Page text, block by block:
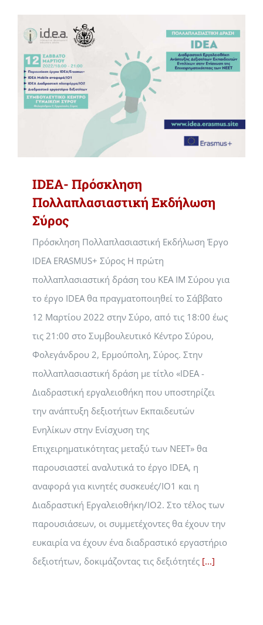
IDEA- Πρόσκληση
Πολλαπλασιαστική Εκδήλωση
Σύρος
Πρόσκληση Πολλαπλασιαστική Εκδήλωση Έργο
IDEA ERASMUS+ Σύρος Η πρώτη
πολλαπλασιαστική δράση του ΚΕΑ ΙΜ Σύρου για
το έργο IDEA θα πραγματοποιηθεί το Σάββατο
12 Μαρτίου 2022 στην Σύρο, από τις 18:00 έως
τις 21:00 στο Συμβουλευτικό Κέντρο Σύρου,
Φολεγάνδρου 2, Ερμούπολη, Σύρος. Στην
πολλαπλασιαστική δράση με τίτλο «IDEA -
Διαδραστική εργαλειοθήκη που υποστηρίζει
την ανάπτυξη δεξιοτήτων Εκπαιδευτών
Ενηλίκων στην Ενίσχυση της
Επιχειρηματικότητας μεταξύ των ΝΕΕΤ» θα
παρουσιαστεί αναλυτικά το έργο IDEA, η
αναφορά για κινητές συσκευές/IO1 και η
Διαδραστική Εργαλειοθήκη/IO2. Στο τέλος των
παρουσιάσεων, οι συμμετέχοντες θα έχουν την
ευκαιρία να έχουν ένα διαδραστικό εργαστήριο
δεξιοτήτων, δοκιμάζοντας τις δεξιότητές [...]